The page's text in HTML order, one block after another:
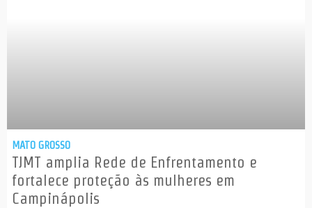
MATO GROSSO
TJMT amplia Rede de Enfrentamento e
fortalece proteção às mulheres em
Campinápolis